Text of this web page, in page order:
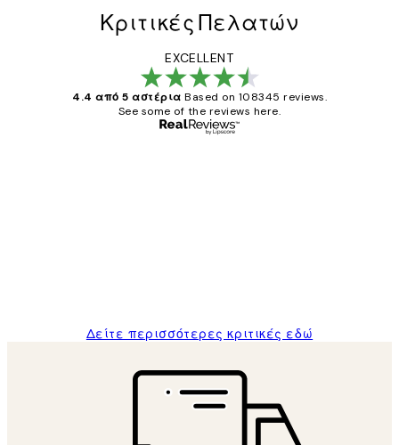
Κριτικές Πελατών
EXCELLENT
4.4 από 5 αστέρια Based on 108345 reviews.
See some of the reviews here.
Δείτε περισσότερες κριτικές εδώ